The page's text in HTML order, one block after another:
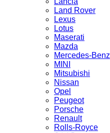
Land Rover
Lexus
Lotus
Maserati
Mazda
Mercedes-Benz
MINI
Mitsubishi
Nissan
Opel
Peugeot
Porsche
Renault
Rolls-Royce